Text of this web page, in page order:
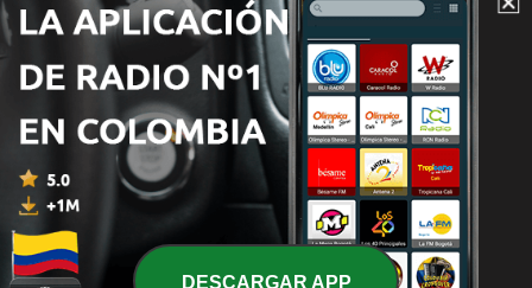
311 - Diario de Ucrania - La cuarta mansión
24 jun. 2026
Diario de Ucrania - Los drones de la guerra
cruzan la frontera
309 - Diario de Ucrania - Estonia, Letonia y Lituania, en
la ruta de los drones de la guerra
20 mayo 2026
DESCARGAR APP